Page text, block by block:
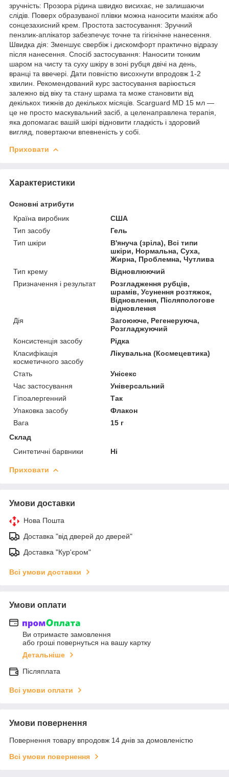
зручність: Прозора рідина швидко висихає, не залишаючи
слідів. Поверх образуваної плівки можна наносити макіяж або
сонцезахисний крем. Простота застосування: Зручний
пензлик-аплікатор забезпечує точне та гігієнічне нанесення.
Швидка дія: Зменшує свербіж і дискомфорт практично відразу
після нанесення. Спосіб застосування: Наносити тонким
шаром на чисту та суху шкіру в зоні рубця двічі на день,
вранці та ввечері. Дати повністю висохнути впродовж 1-2
хвилин. Рекомендований курс застосування варіюється
залежно від віку та стану шрама та може становити від
декількох тижнів до декількох місяців. Scarguard MD 15 мл —
це не просто маскувальний засіб, а целенаправлена терапія,
яка допомагає вашій шкірі відновити гладкість і здоровий
вигляд, повертаючи впевненість у собі.
Приховати
Характеристики
Основні атрибути
Країна виробник
США
Тип засобу
Гель
Тип шкіри
В'януча (зріла), Всі типи
шкіри, Нормальна, Суха,
Жирна, Проблемна, Чутлива
Тип крему
Відновлюючий
Призначення і результат
Розгладження рубців,
шрамів, Усунення розтяжок,
Відновлення, Післяпологове
відновлення
Дія
Загоююче, Регенеруюча,
Розгладжуючий
Консистенція засобу
Рідка
Класифікація
косметичного засобу
Лікувальна (Космецевтика)
Стать
Унісекс
Час застосування
Універсальний
Гіпоалергенний
Так
Упаковка засобу
Флакон
Вага
15 г
Склад
Синтетичні барвники
Ні
Приховати
Умови доставки
Нова Пошта
Доставка "від дверей до дверей"
Доставка "Кур'єром"
Всі умови доставки
Умови оплати
Ви отримаєте замовлення
або гроші повернуться на вашу картку
Детальніше
Післяплата
Всі умови оплати
Умови повернення
Повернення товару впродовж 14 днів за домовленістю
Всі умови повернення